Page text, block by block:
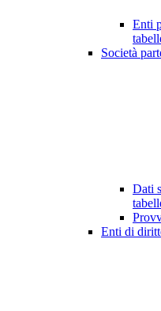
Enti
Società
Dati
Enti di